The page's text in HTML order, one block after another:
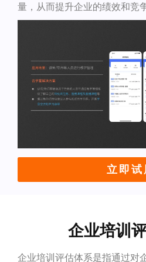
量，从而提升企业的绩效和竞
立即试
企业培训
企业培训评估体系是指通过对